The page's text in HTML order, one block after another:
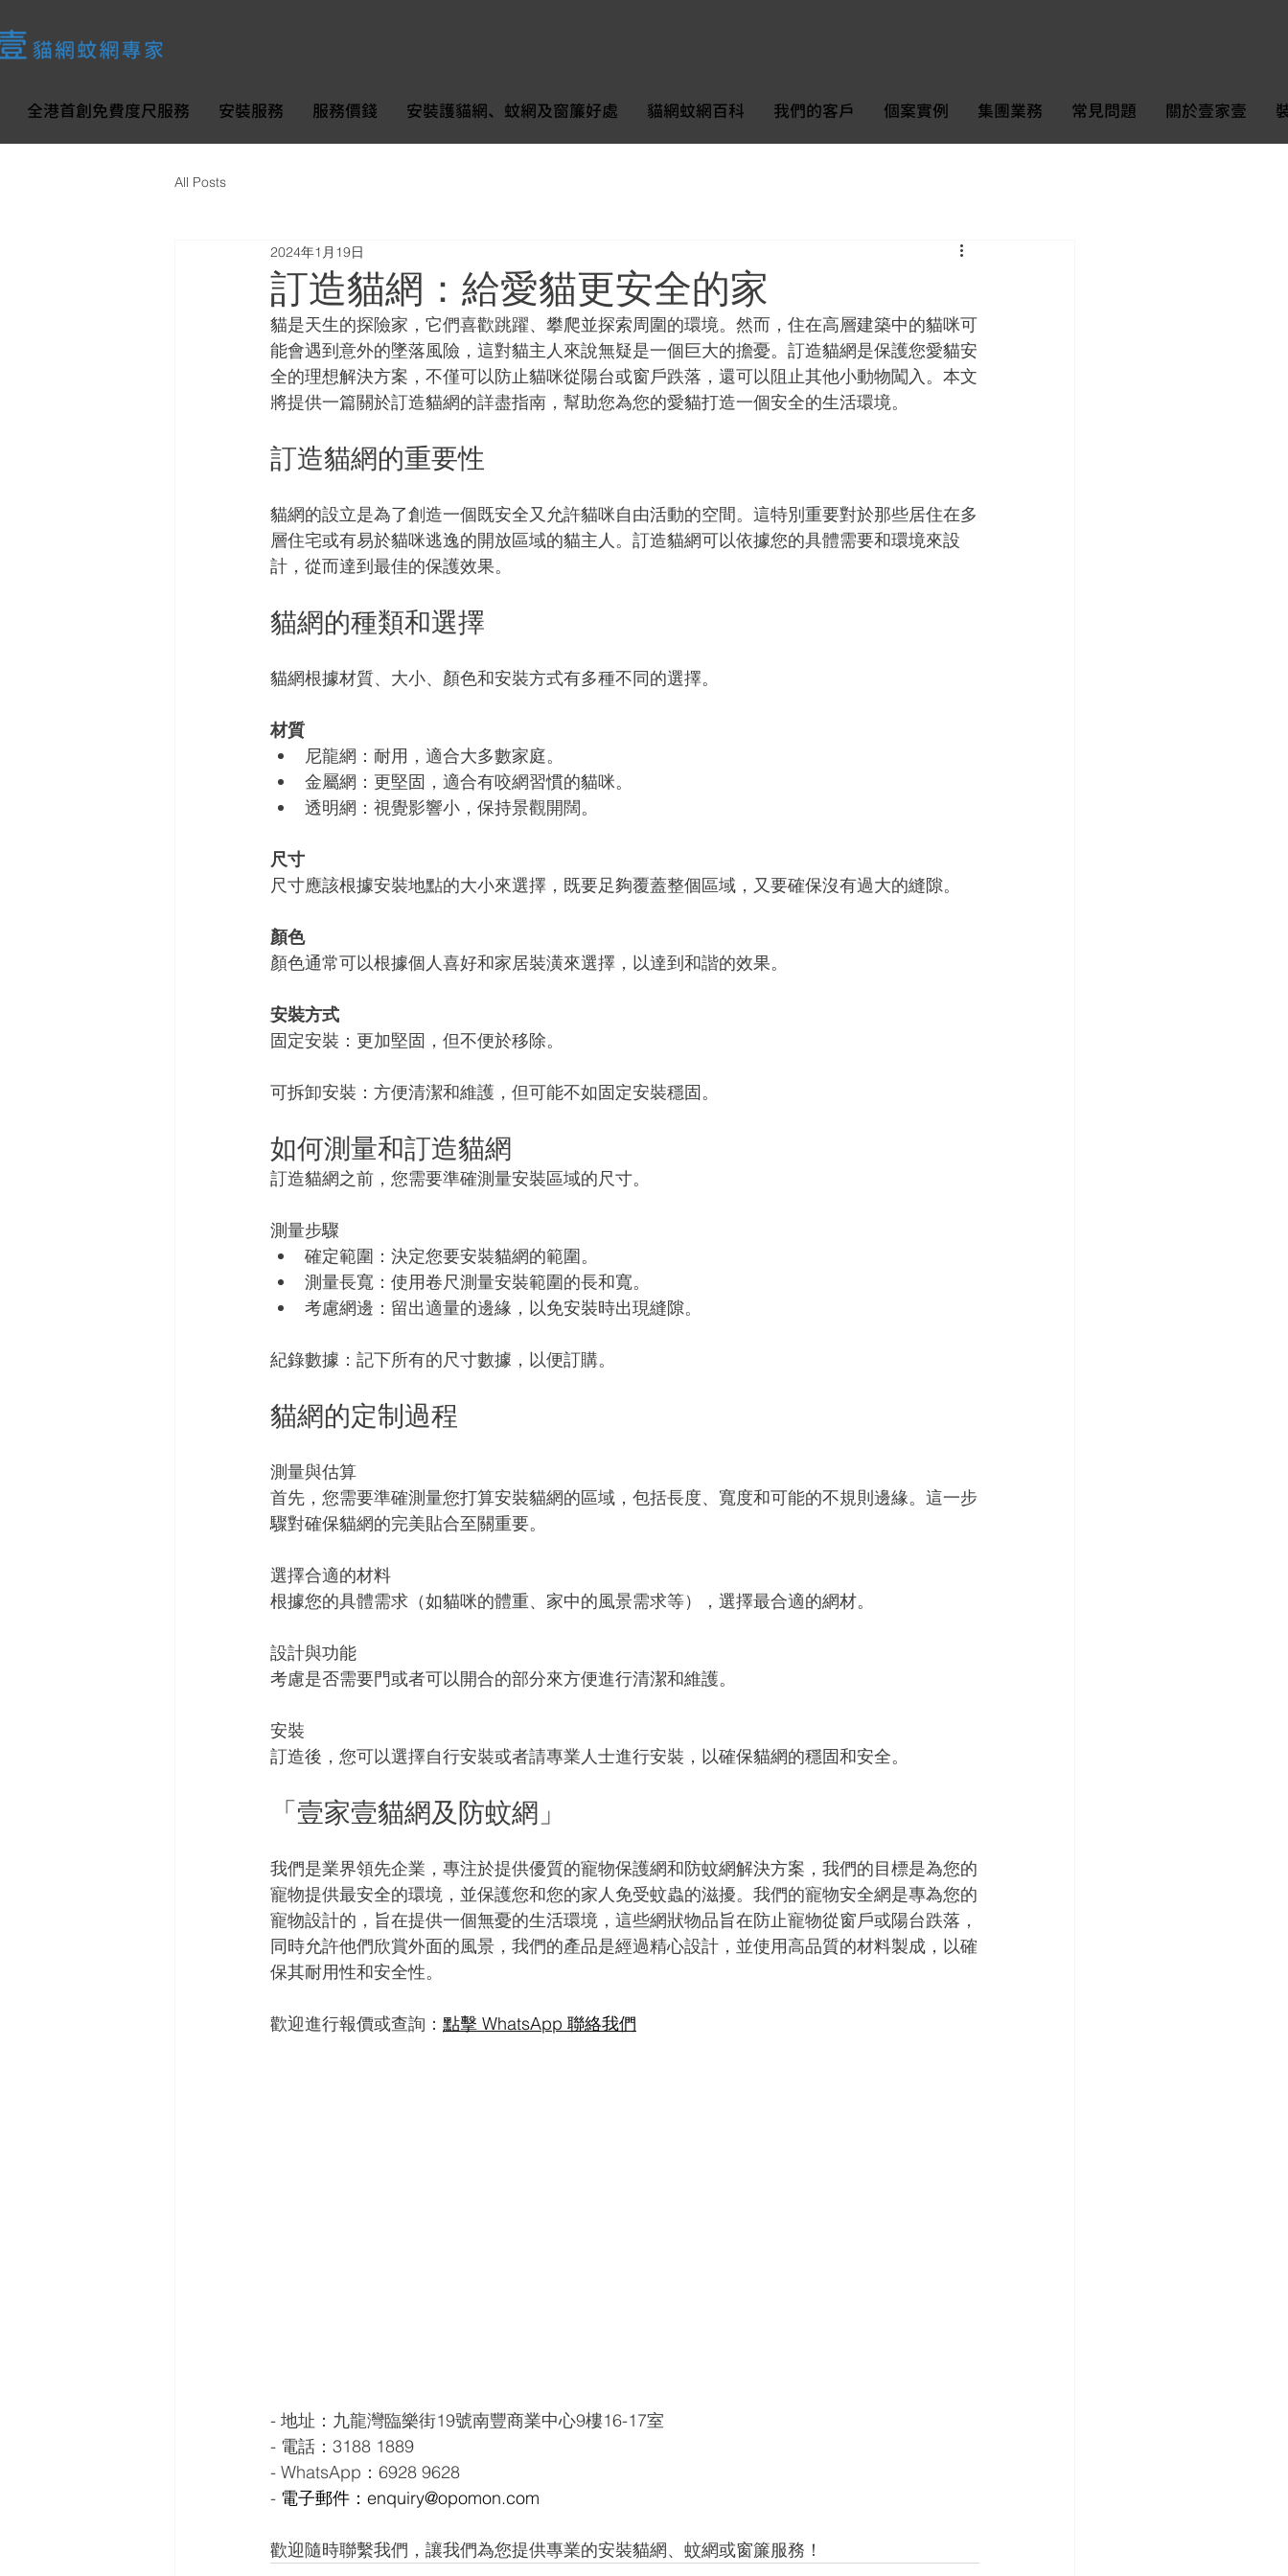
全港首創免費度尺服務 安裝服務 服務價錢 安裝護貓網、蚊網及窗簾好處 貓網蚊網百科 我們的客戶 個案實例 集團業務 常見問題 關於壹家壹
All Posts
訂造貓網：給愛貓更安全的家
2024年1月19日
貓是天生的探險家，它們喜歡跳躍、攀爬並探索周圍的環境。然而，住在高層建築中的貓咪可
能會遇到意外的墜落風險，這對貓主人來說無疑是一個巨大的擔憂。訂造貓網是保護您愛貓安
全的理想解決方案，不僅可以防止貓咪從陽台或窗戶跌落，還可以阻止其他小動物闖入。本文
將提供一篇關於訂造貓網的詳盡指南，幫助您為您的愛貓打造一個安全的生活環境。
訂造貓網的重要性
貓網的設立是為了創造一個既安全又允許貓咪自由活動的空間。這特別重要對於那些居住在多
層住宅或有易於貓咪逃逸的開放區域的貓主人。訂造貓網可以依據您的具體需要和環境來設
計，從而達到最佳的保護效果。
貓網的種類和選擇
貓網根據材質、大小、顏色和安裝方式有多種不同的選擇。
材質
尼龍網：耐用，適合大多數家庭。
金屬網：更堅固，適合有咬網習慣的貓咪。
透明網：視覺影響小，保持景觀開闊。
尺寸
尺寸應該根據安裝地點的大小來選擇，既要足夠覆蓋整個區域，又要確保沒有過大的縫隙。
顏色
顏色通常可以根據個人喜好和家居裝潢來選擇，以達到和諧的效果。
安裝方式
固定安裝：更加堅固，但不便於移除。
可拆卸安裝：方便清潔和維護，但可能不如固定安裝穩固。
如何測量和訂造貓網
訂造貓網之前，您需要準確測量安裝區域的尺寸。
測量步驟
確定範圍：決定您要安裝貓網的範圍。
測量長寬：使用卷尺測量安裝範圍的長和寬。
考慮網邊：留出適量的邊緣，以免安裝時出現縫隙。
紀錄數據：記下所有的尺寸數據，以便訂購。
貓網的定制過程
測量與估算
首先，您需要準確測量您打算安裝貓網的區域，包括長度、寬度和可能的不規則邊緣。這一步
驟對確保貓網的完美貼合至關重要。
選擇合適的材料
根據您的具體需求（如貓咪的體重、家中的風景需求等），選擇最合適的網材。
設計與功能
考慮是否需要門或者可以開合的部分來方便進行清潔和維護。
安裝
訂造後，您可以選擇自行安裝或者請專業人士進行安裝，以確保貓網的穩固和安全。
「壹家壹貓網及防蚊網」
我們是業界領先企業，專注於提供優質的寵物保護網和防蚊網解決方案，我們的目標是為您的
寵物提供最安全的環境，並保護您和您的家人免受蚊蟲的滋擾。我們的寵物安全網是專為您的
寵物設計的，旨在提供一個無憂的生活環境，這些網狀物品旨在防止寵物從窗戶或陽台跌落，
同時允許他們欣賞外面的風景，我們的產品是經過精心設計，並使用高品質的材料製成，以確
保其耐用性和安全性。
歡迎進行報價或查詢： 點擊 WhatsApp 聯絡我們
- 地址：九龍灣臨樂街19號南豐商業中心9樓16-17室
- 電話：3188 1889
- WhatsApp：6928 9628
- 電子郵件：enquiry@opomon.com
歡迎隨時聯繫我們，讓我們為您提供專業的安裝貓網、蚊網或窗簾服務！